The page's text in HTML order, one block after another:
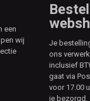
een
wij
Je
ons
inclusief
gaat via
voor 17.00
je bezorgd.